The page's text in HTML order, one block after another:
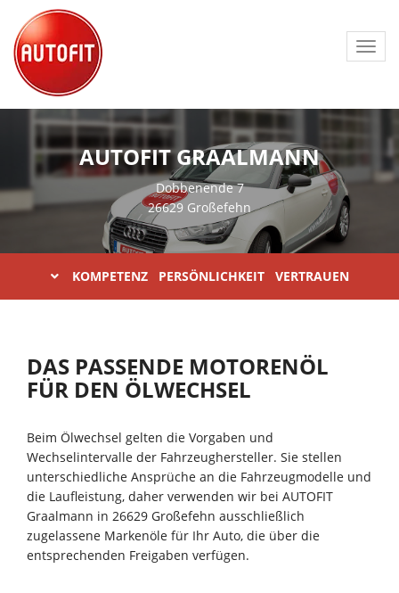
AUTOFIT GRAALMANN
Dobbenende 7
26629 Großefehn
KOMPETENZ PERSÖNLICHKEIT VERTRAUEN
DAS PASSENDE MOTORENÖL
FÜR DEN ÖLWECHSEL
Beim Ölwechsel gelten die Vorgaben und
Wechselintervalle der Fahrzeughersteller. Sie stellen
unterschiedliche Ansprüche an die Fahrzeugmodelle und
die Laufleistung, daher verwenden wir bei AUTOFIT
Graalmann in 26629 Großefehn ausschließlich
zugelassene Markenöle für Ihr Auto, die über die
entsprechenden Freigaben verfügen.